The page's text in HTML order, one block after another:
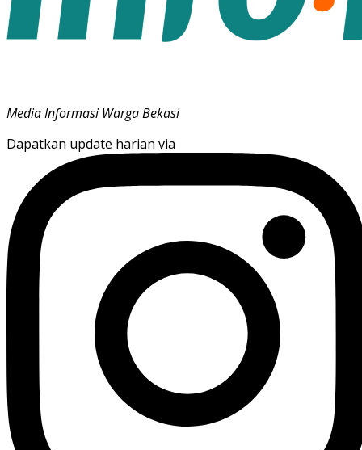
Media Informasi Warga Bekasi
Dapatkan update harian via